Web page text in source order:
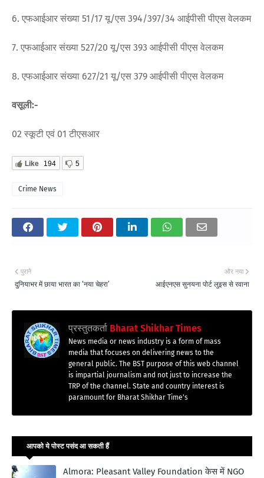
6. एफआईआर संख्या 51/17 यू/एस 394/397/34 आईपीसी पीएस वेलकम
7. एफआईआर संख्या 527/20 यू/एस 393 आईपीसी पीएस वेलकम
8. एफआईआर संख्या 627/21 यू/एस 379 आईपीसी पीएस वेलकम
वसूली:-
02 स्कूटी एवं 01 टीएसआर
Like 194 5
Crime News
और नया
आईएनएस सुनयना पोर्ट लुइस से रवाना
पुराने
दुनियाभर में छाया भारत का ‘नया चेहरा’
प्रस्तुतकर्ता Bharat Shikhar Times
News media or news industry is a form of mass
media that focuses on delivering news to the
general public. The BST purpose of this web channel
is impartial journalism and not just to increase the
TRP of the channel. State and country interest is
paramount for Bharat Shikhar Time's
आपको ये पोस्ट पसंद आ सकती हैं
Almora: Pleasant Valley Foundation केस में NGO